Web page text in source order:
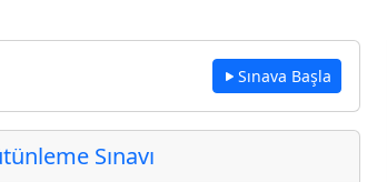
Sınava Başla
Sınavı